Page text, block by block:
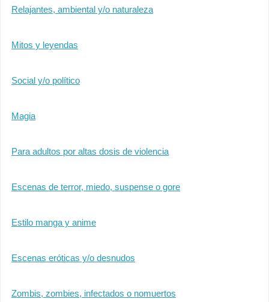
Relajantes, ambiental y/o naturaleza
Mitos y leyendas
Social y/o político
Magia
Para adultos por altas dosis de violencia
Escenas de terror, miedo, suspense o gore
Estilo manga y anime
Escenas eróticas y/o desnudos
Zombis, zombies, infectados o nomuertos